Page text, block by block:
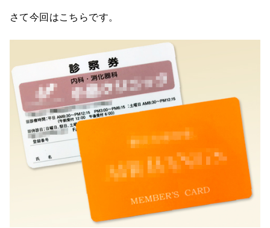
さて今回はこちらです。